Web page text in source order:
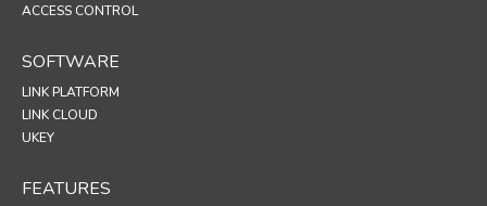
ACCESS CONTROL
SOFTWARE
LINK PLATFORM
LINK CLOUD
UKEY
FEATURES